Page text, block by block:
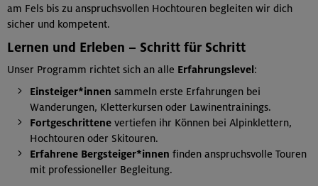
am Fels bis zu anspruchsvollen Hochtouren begleiten wir dich
sicher und kompetent.
Lernen und Erleben – Schritt für Schritt
Unser Programm richtet sich an alle Erfahrungslevel:
Einsteiger*innen sammeln erste Erfahrungen bei
Wanderungen, Kletterkursen oder Lawinentrainings.
Fortgeschrittene vertiefen ihr Können bei Alpinklettern,
Hochtouren oder Skitouren.
Erfahrene Bergsteiger*innen finden anspruchsvolle Touren
mit professioneller Begleitung.